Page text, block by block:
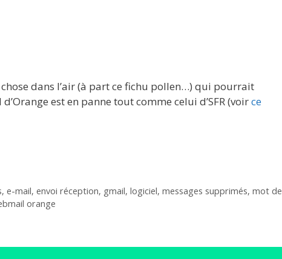
chose dans l’air (à part ce fichu pollen…) qui pourrait
est en panne tout comme celui d’SFR (voirce
, e-mail, envoi réception, gmail, logiciel, messages supprimés, mot de
orange